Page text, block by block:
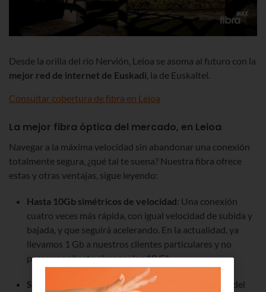
Desde la orilla del río Nervión, Leioa se asoma al futuro con la
mejor red de internet de Euskadi, la de Euskaltel.
Consultar cobertura de fibra en Leioa
La mejor fibra óptica del mercado, en Leioa
Navegar a la máxima velocidad sin abandonar una conexión
totalmente segura, ¿qué tal te suena? Nuestra fibra ofrece
estas y otras ventajas, sigue leyendo:
Hasta 10Gb simétricos de velocidad: Una conexión
cuatro veces más rápida, con igual velocidad de subida y
bajada, y que seguirá acelerando. En la actualidad, ya
llevamos 1 Gb a nuestros clientes particulares y no
pararemos hasta alcanzar los 10 Gb.
Seguridad protocolo WPA3es el más moderno del